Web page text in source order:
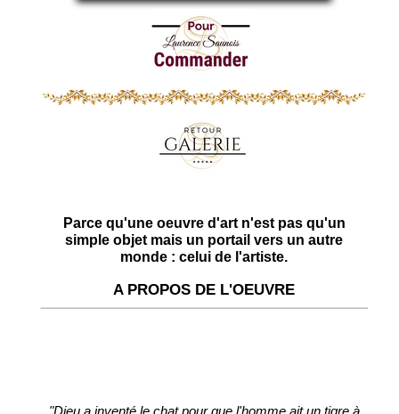
Parce qu'une oeuvre d'art n'est pas qu'un
simple objet mais un portail vers un autre
monde : celui de l'artiste.
A PROPOS DE L'OEUVRE
"Dieu a inventé le chat pour que l'homme ait un tigre à